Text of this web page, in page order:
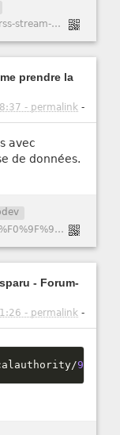
https://www.green-effect.fr/rss-stream-suivre-des-videos-youtube-et-peertube-sans-se-faire-bouffer-par-l-algo
prendre la
- permalink -
avec
de données.
https://www.green-effect.fr/%F0%9F%90%B3-lampbox-comment-j%E2%80%99ai-arr%C3%AAt%C3%A9-de-me-prendre-la-t%C3%AAte-avec-lamp
- Forum-
- permalink -
/90